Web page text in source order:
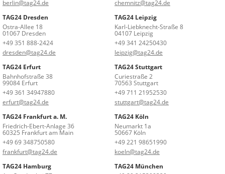
berlin@tag24.de
chemnitz@tag24.de
TAG24 Dresden
Ostra-Allee 18
01067 Dresden
+49 351 888-2424
dresden@tag24.de
TAG24 Leipzig
Karl-Liebknecht-Straße 8
04107 Leipzig
+49 341 24250430
leipzig@tag24.de
TAG24 Erfurt
Bahnhofstraße 38
99084 Erfurt
+49 361 34947880
erfurt@tag24.de
TAG24 Stuttgart
Curiestraße 2
70563 Stuttgart
+49 711 21952530
stuttgart@tag24.de
TAG24 Frankfurt a. M.
Friedrich-Ebert-Anlage 36
60325 Frankfurt am Main
+49 69 348750580
frankfurt@tag24.de
TAG24 Köln
Neumarkt 1a
50667 Köln
+49 221 98651990
koeln@tag24.de
TAG24 Hamburg
TAG24 München